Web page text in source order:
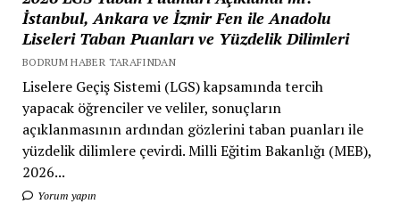
İstanbul, Ankara ve İzmir Fen ile Anadolu
Liseleri Taban Puanları ve Yüzdelik Dilimleri
BODRUM HABER TARAFINDAN
Liselere Geçiş Sistemi (LGS) kapsamında tercih
yapacak öğrenciler ve veliler, sonuçların
açıklanmasının ardından gözlerini taban puanları ile
yüzdelik dilimlere çevirdi. Milli Eğitim Bakanlığı (MEB),
2026...
Yorum yapın